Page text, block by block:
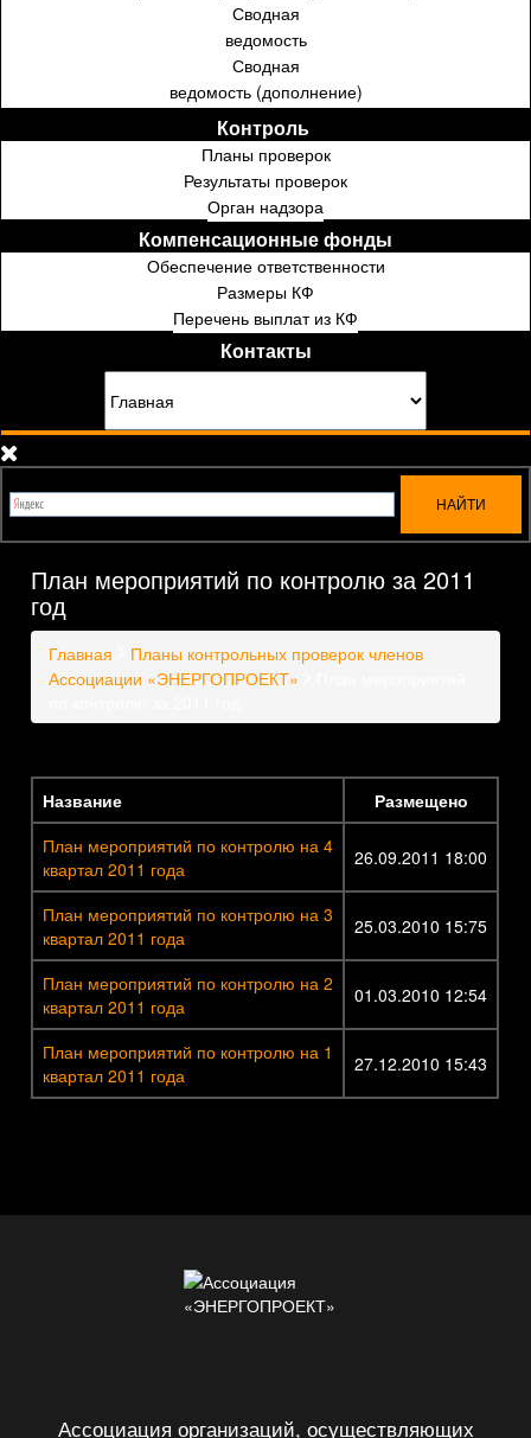
Сводная
ведомость
Сводная
ведомость (дополнение)
Контроль ⁣⁣⁣⁣
Планы проверок
Результаты проверок
Орган надзора
Компенсационные фонды
Обеспечение ответственности
Размеры КФ
Перечень выплат из КФ
Контакты
План мероприятий по контролю за 2011
год
Главная
Планы контрольных проверок членов
Ассоциации «ЭНЕРГОПРОЕКТ»
Название
Размещено
План мероприятий по контролю на 4
квартал 2011 года
26.09.2011 18:00
План мероприятий по контролю на 3
квартал 2011 года
25.03.2010 15:75
План мероприятий по контролю на 2
квартал 2011 года
01.03.2010 12:54
План мероприятий по контролю на 1
квартал 2011 года
27.12.2010 15:43
Ассоциация организаций, осуществляющих